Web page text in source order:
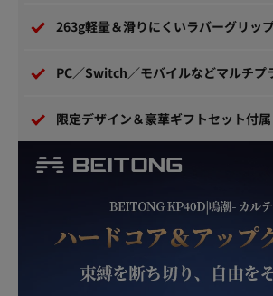
263g軽量＆滑りにくいラバーグリッ
PC／Switch／モバイルなどマルチプ
限定デザイン＆豪華ギフトセット付属